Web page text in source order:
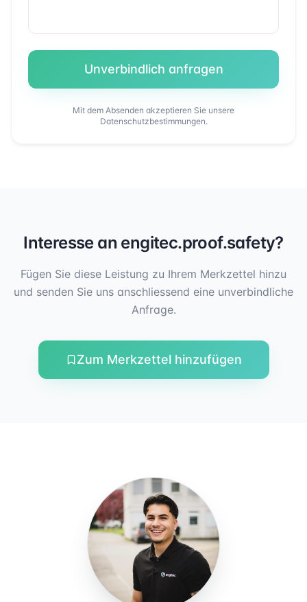
Unverbindlich anfragen
Mit dem Absenden akzeptieren Sie unsere
Datenschutzbestimmungen.
Interesse an engitec.proof.safety?
Fügen Sie diese Leistung zu Ihrem Merkzettel hinzu
und senden Sie uns anschliessend eine unverbindliche
Anfrage.
Zum Merkzettel hinzufügen